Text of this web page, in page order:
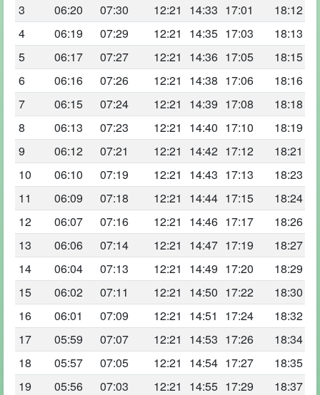
3
06:20 07:30 12:21 14:33 17:01
18:12
4
06:19 07:29 12:21 14:35 17:03
18:13
5
06:17 07:27 12:21 14:36 17:05
18:15
6
06:16 07:26 12:21 14:38 17:06
18:16
7
06:15 07:24 12:21 14:39 17:08
18:18
8
06:13 07:23 12:21 14:40 17:10
18:19
9
06:12 07:21 12:21 14:42 17:12
18:21
10
06:10 07:19 12:21 14:43 17:13
18:23
11
06:09 07:18 12:21 14:44 17:15
18:24
12
06:07 07:16 12:21 14:46 17:17
18:26
13
06:06 07:14 12:21 14:47 17:19
18:27
14
06:04 07:13 12:21 14:49 17:20
18:29
15
06:02 07:11 12:21 14:50 17:22
18:30
16
06:01 07:09 12:21 14:51 17:24
18:32
17
05:59 07:07 12:21 14:53 17:26
18:34
18
05:57 07:05 12:21 14:54 17:27
18:35
19
05:56 07:03 12:21 14:55 17:29
18:37